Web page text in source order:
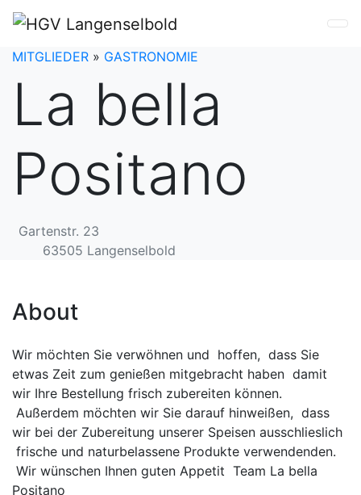
MITGLIEDER » GASTRONOMIE
La bella
Positano
Gartenstr. 23
63505 Langenselbold
About
Wir möchten Sie verwöhnen und hoffen, dass Sie
etwas Zeit zum genießen mitgebracht haben damit
wir Ihre Bestellung frisch zubereiten können.
Außerdem möchten wir Sie darauf hinweißen, dass
wir bei der Zubereitung unserer Speisen ausschlieslich
frische und naturbelassene Produkte verwendenden.
Wir wünschen Ihnen guten Appetit Team La bella
Positano